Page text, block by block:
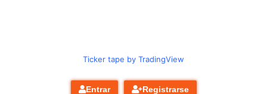
Ticker tape by TradingView
Entrar Registrarse